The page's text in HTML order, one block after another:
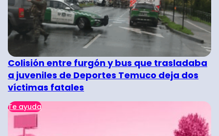
Colisión entre furgón y bus que trasladaba
a juveniles de Deportes Temuco deja dos
víctimas fatales
Te ayuda